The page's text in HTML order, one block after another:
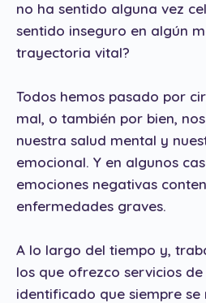
no ha sentido alguna vez
sentido inseguro en algún
trayectoria vital?
Todos hemos pasado por
mal, o también por bien,
nuestra salud mental y
emocional. Y en algunos
emociones negativas
enfermedades graves.
A lo largo del tiempo y,
los que ofrezco servicios
identificado que siempre se